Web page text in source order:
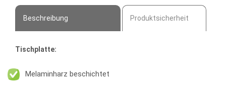
Beschreibung Produktsicherheit
Tischplatte:
Melaminharz beschichtet